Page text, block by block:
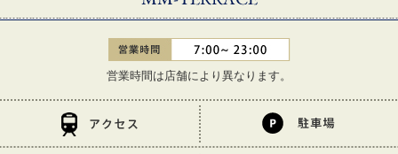
営業時間は店舗により異なります。